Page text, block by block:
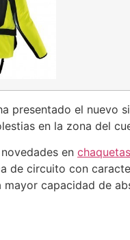
presentado el nuevo
en la zona del
en chaquetas
de circuito con
mayor capacidad de